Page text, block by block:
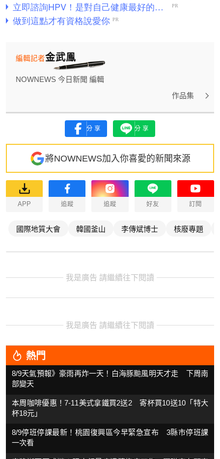
金武鳯
編輯記者
NOWNEWS 今日新聞 編輯
作品集
分享 分享
將NOWNEWS加入你喜愛的新聞來源
APP 追蹤 追蹤 好友 訂閱
國際地質大會 韓國釜山 李傳斌博士 核廢專題
我是廣告 請繼續往下閱讀
我是廣告 請繼續往下閱讀
熱門
8/9天氣預報》豪雨再炸一天！白海豚颱風明天才走 下周南
部變天
本周咖啡優惠！7-11美式拿鐵買2送2 寄杯買10送10「特大
杯18元」
8/9停班停課最新！桃園復興區今早緊急宣布 3縣市停班課
一次看